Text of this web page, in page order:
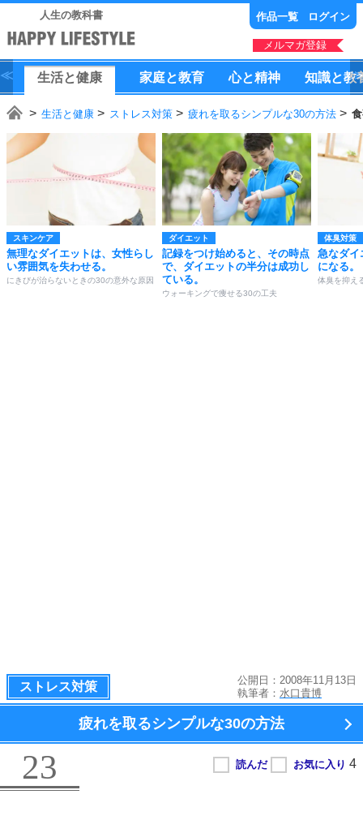
人生の教科書 作品一覧 ログイン
メルマガ登録
生活と健康 家庭と教育 心と精神 知識と教
生活と健康 ストレス対策 疲れを取るシンプルな30の方法
スキンケア
無理なダイエットは、女性らし
い雰囲気を失わせる。
にきびが治らないときの30の意外な原因
ダイエット
記録をつけ始めると、その時点
で、ダイエットの半分は成功し
ている。
ウォーキングで痩せる30の工夫
体臭対策
急なダイ
になる。
体臭を抑え
ストレス対策
公開日：2008年11月13日
執筆者： 水口貴博
疲れを取るシンプルな30の方法
23